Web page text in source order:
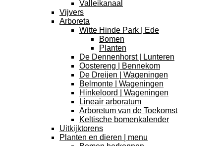
Valleikanaal
Vijvers
Arboreta
Witte Hinde Park | Ede
Bomen
Planten
De Dennenhorst | Lunteren
Oostereng | Bennekom
De Dreijen | Wageningen
Belmonte | Wageningen
Hinkeloord | Wageningen
Lineair arboratum
Arboretum van de Toekomst
Keltische bomenkalender
Uitkijktorens
Planten en dieren | menu